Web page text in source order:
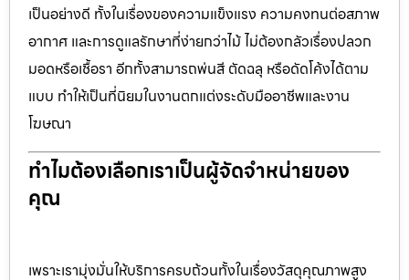
เป็นอย่างดี ทั้งในเรื่องของความแข็งแรง ความคงทนต่อสภาพ
อากาศ และการดูแลรักษาที่ง่ายกว่าไม้ ไม่ต้องกลัวเรื่องปลวก
มอดหรือเชื้อรา อีกทั้งสามารถพ่นสี ตัดฉลุ หรือดัดโค้งได้ตาม
แบบ ทำให้เป็นที่นิยมในงานตกแต่งระดับมืออาชีพและงาน
โฆษณา
ทำไมต้องเลือกเราเป็นผู้จัดจำหน่ายของ
คุณ
เพราะเรามุ่งมั่นให้บริการครบถ้วนทั้งในเรื่องวัสดุคุณภาพสูง